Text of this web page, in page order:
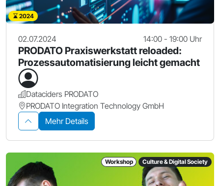
2024
02.07.2024 14:00 - 19:00 Uhr
PRODATO Praxiswerkstatt reloaded:
Prozessautomatisierung leicht gemacht
Dataciders PRODATO
PRODATO Integration Technology GmbH
Mehr Details
Workshop Culture & Digital Society